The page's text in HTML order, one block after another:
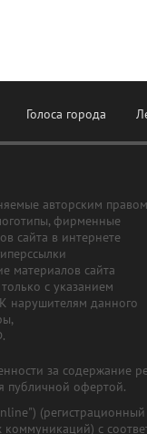
Голоса города
авторским
фирменные
сайта в интернете
материалов сайта
с указанием
нарушителям данного
за содержание
публичной офертой.
с